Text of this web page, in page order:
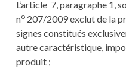
L’article 7, paragraphe 1,
no207/2009 exclut de la
signes constitués
autre caractéristique,
produit ;